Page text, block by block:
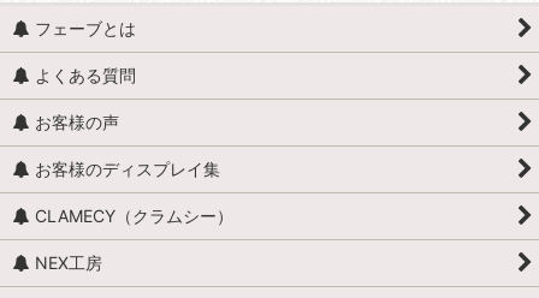
フェーブとは
よくある質問
お客様の声
お客様のディスプレイ集
CLAMECY（クラムシー）
NEX工房